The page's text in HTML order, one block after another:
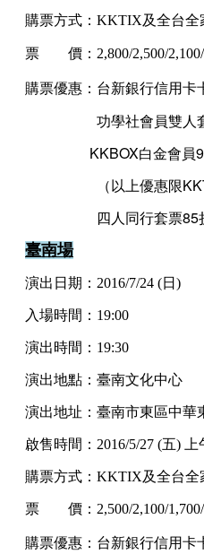
購票方式：KKTIX及全台全
票 價：2,800/2,500/2,100/
購票優惠：台新銀行信用卡
功學社會員雙人套
KKBOX白金會員9
（以上優惠限
四人同行套票85折（
臺南場
演出日期：2016/7/24 (日)
入場時間：19:00
演出時間：19:30
演出地點：臺南文化中心
演出地址：臺南市東區中華
啟售時間：2016/5/27 (五) 上
購票方式：KKTIX及全台全
票 價：2,500/2,100/1,700/
購票優惠：台新銀行信用卡